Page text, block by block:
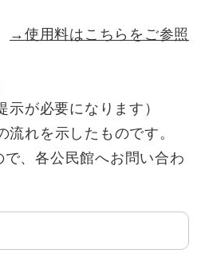
→使用料はこちらをご参照
が必要になります）
れを示したものです。
、各公民館へお問い合わ